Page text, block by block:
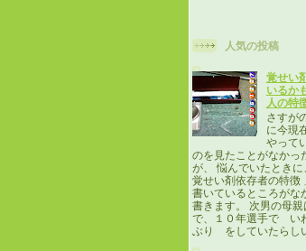
人気の投稿
覚せい
いるか
人の特
さすが
に今現
やって
のを見たことがなかっ
が、 悩んでいたときに
覚せい剤依存者の特徴
書いているところがな
書きます。 次男の母親
で、１０年選手で い
ぶり をしていたらし